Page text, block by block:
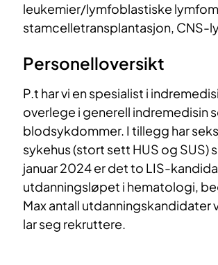
leukemier/lymfoblastiske
stamcelletransplantasjon, CNS-
Personelloversikt
P.t har vi en spesialist i
overlege i generell indremedisin
blodsykdommer. I tillegg har
sykehus (stort sett HUS og
januar 2024 er det to LIS-
utdanningsløpet i hematologi,
Max antall utdanningskandidater
lar seg rekruttere.